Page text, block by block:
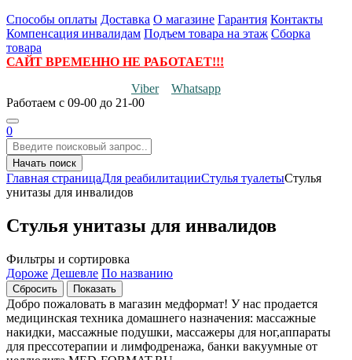
Способы оплаты Доставка О магазине Гарантия Контакты
Компенсация инвалидам Подъем товара на этаж Сборка
товара
САЙТ ВРЕМЕННО НЕ РАБОТАЕТ!!!
Viber
Whatsapp
Работаем с 09-00 до 21-00
0
Начать поиск
Главная страницаДля реабилитацииСтулья туалетыСтулья
унитазы для инвалидов
Стулья унитазы для инвалидов
Фильтры и сортировка
Дороже Дешевле По названию
Добро пожаловать в магазин медформат! У нас продается
медицинская техника домашнего назначения: массажные
накидки, массажные подушки, массажеры для ног,аппараты
для прессотерапии и лимфодренажа, банки вакуумные от